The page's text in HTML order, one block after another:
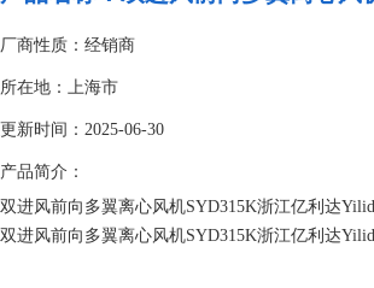
厂商性质：经销商
所在地：上海市
更新时间：2025-06-30
产品简介：
双进风前向多翼离心风机SYD315K浙江亿利达
双进风前向多翼离心风机SYD315K浙江亿利达